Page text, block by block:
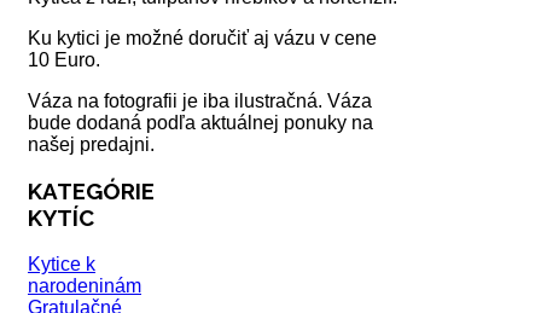
Ku kytici je možné doručiť aj vázu v cene
10 Euro.
Váza na fotografii je iba ilustračná. Váza
bude dodaná podľa aktuálnej ponuky na
našej predajni.
KATEGÓRIE
KYTÍC
Kytice k
narodeninám
Gratulačné